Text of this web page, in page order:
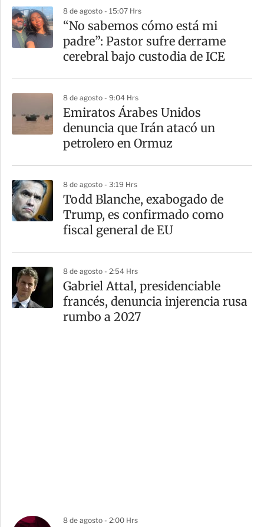
8 de agosto - 15:07 Hrs
“No sabemos cómo está mi
padre”: Pastor sufre derrame
cerebral bajo custodia de ICE
8 de agosto - 9:04 Hrs
Emiratos Árabes Unidos
denuncia que Irán atacó un
petrolero en Ormuz
8 de agosto - 3:19 Hrs
Todd Blanche, exabogado de
Trump, es confirmado como
fiscal general de EU
8 de agosto - 2:54 Hrs
Gabriel Attal, presidenciable
francés, denuncia injerencia rusa
rumbo a 2027
8 de agosto - 2:00 Hrs